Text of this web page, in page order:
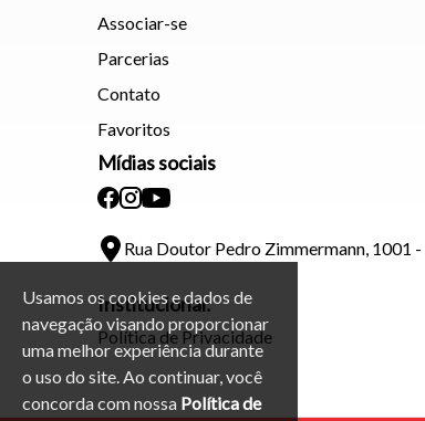
Usamos os cookies e dados de
navegação visando proporcionar
uma melhor experiência durante
o uso do site. Ao continuar, você
concorda com nossa Política de
Associar-se
Parcerias
Contato
Favoritos
Mídias sociais
Rua Doutor Pedro Zimmermann, 1001
Institucional:
Política de Privacidade